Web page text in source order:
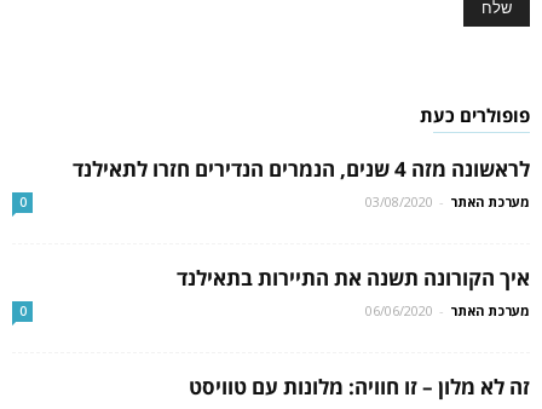
פופולרים כעת
לראשונה מזה 4 שנים, הנמרים הנדירים חזרו לתאילנד
מערכת האתר -
03/08/2020
0
איך הקורונה תשנה את התיירות בתאילנד
מערכת האתר -
06/06/2020
0
זה לא מלון – זו חוויה: מלונות עם טוויסט